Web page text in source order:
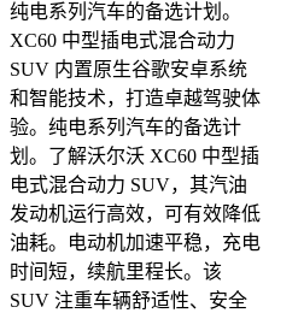
纯电系列汽车的备选计划。
XC60 中型插电式混合动力
SUV 内置原生谷歌安卓系统
和智能技术，打造卓越驾驶体
验。 纯电系列汽车的备选计
划。了解沃尔沃 XC60 中型插
电式混合动力 SUV，其汽油
发动机运行高效，可有效降低
油耗。电动机加速平稳，充电
时间短，续航里程长。该
SUV 注重车辆舒适性、安全